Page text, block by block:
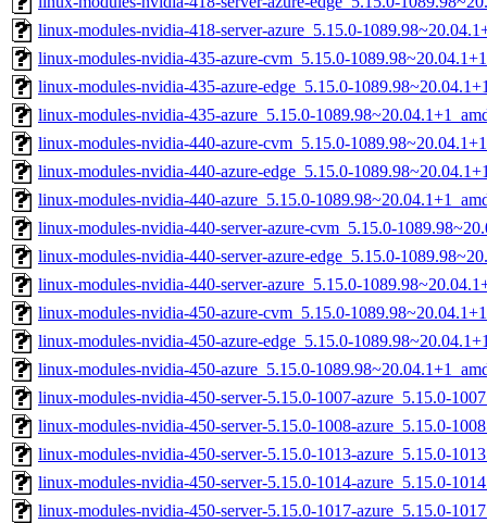
linux-modules-nvidia-418-server-azure_5.15.0-
linux-modules-nvidia-435-azure-cvm_5.15.0-
linux-modules-nvidia-435-azure-edge_5.15.0-
linux-modules-nvidia-435-azure_5.15.0-
linux-modules-nvidia-440-azure-cvm_5.15.0-
linux-modules-nvidia-440-azure-edge_5.15.0-
linux-modules-nvidia-440-azure_5.15.0-
linux-modules-nvidia-440-server-azure-cvm_5.15.0-
linux-modules-nvidia-440-server-azure-edge_5.15.0-
linux-modules-nvidia-440-server-azure_5.15.0-
linux-modules-nvidia-450-azure-cvm_5.15.0-
linux-modules-nvidia-450-azure-edge_5.15.0-
linux-modules-nvidia-450-azure_5.15.0-
linux-modules-nvidia-450-server-5.15.0-1007-azure_5.15.0-
linux-modules-nvidia-450-server-5.15.0-1008-azure_5.15.0-
linux-modules-nvidia-450-server-5.15.0-1013-azure_5.15.0-
linux-modules-nvidia-450-server-5.15.0-1014-azure_5.15.0-
linux-modules-nvidia-450-server-5.15.0-1017-azure_5.15.0-